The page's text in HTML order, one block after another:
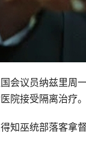
会议员纳兹里周
院接受隔离治疗。
知巫统部落客拿